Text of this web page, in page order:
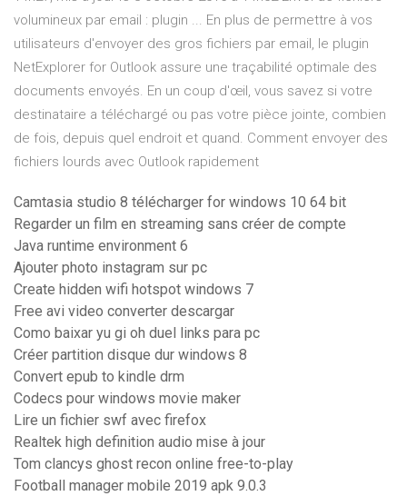
volumineux par email : plugin ... En plus de permettre à vos
utilisateurs d'envoyer des gros fichiers par email, le plugin
NetExplorer for Outlook assure une traçabilité optimale des
documents envoyés. En un coup d'œil, vous savez si votre
destinataire a téléchargé ou pas votre pièce jointe, combien
de fois, depuis quel endroit et quand. Comment envoyer des
fichiers lourds avec Outlook rapidement
Camtasia studio 8 télécharger for windows 10 64 bit
Regarder un film en streaming sans créer de compte
Java runtime environment 6
Ajouter photo instagram sur pc
Create hidden wifi hotspot windows 7
Free avi video converter descargar
Como baixar yu gi oh duel links para pc
Créer partition disque dur windows 8
Convert epub to kindle drm
Codecs pour windows movie maker
Lire un fichier swf avec firefox
Realtek high definition audio mise à jour
Tom clancys ghost recon online free-to-play
Football manager mobile 2019 apk 9.0.3